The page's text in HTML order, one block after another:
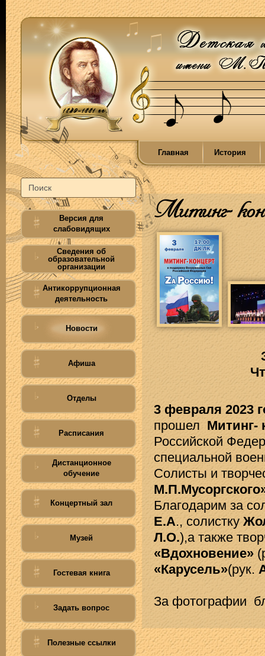
Главная История
Версия для
слабовидящих
Сведения об
образовательной
организации
Антикоррупционная
деятельность
Новости
Афиша
Отделы
Расписания
Дистанционное
обучение
Концертный зал
Музей
Гостевая книга
Задать вопрос
Полезные ссылки
Митинг-
3 февраля 2023
прошел Митинг-
Российской
специальной
Солисты и
Благодарим за
Е.А., солистку
Л.О.),а также
«Вдохновение»
«Карусель»(рук.
За фотографии